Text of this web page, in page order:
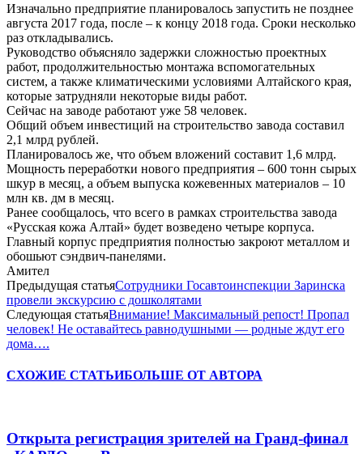
Изначально предприятие планировалось запустить не позднее
августа 2017 года, после – к концу 2018 года. Сроки несколько
раз откладывались.
Руководство объясняло задержки сложностью проектных
работ, продолжительностью монтажа вспомогательных
систем, а также климатическими условиями Алтайского края,
которые затрудняли некоторые виды работ.
Сейчас на заводе работают уже 58 человек.
Общий объем инвестиций на строительство завода составил
2,1 млрд рублей.
Планировалось же, что объем вложений составит 1,6 млрд.
Мощность переработки нового предприятия – 600 тонн сырых
шкур в месяц, а объем выпуска кожевенных материалов – 10
млн кв. дм в месяц.
Ранее сообщалось, что всего в рамках строительства завода
«Русская кожа Алтай» будет возведено четыре корпуса.
Главный корпус предприятия полностью закроют металлом и
обошьют сэндвич-панелями.
Амител
Предыдущая статьяСотрудники Госавтоинспекции Заринска
провели экскурсию с дошколятами
Следующая статьяВнимание! Максимальный репост! Пропал
человек! Не оставайтесь равнодушными — родные ждут его
дома….
СХОЖИЕ СТАТЬИБОЛЬШЕ ОТ АВТОРА
Открыта регистрация зрителей на Гранд-финал